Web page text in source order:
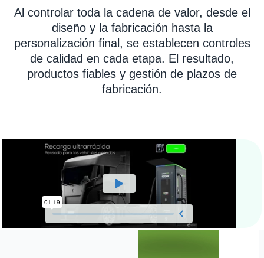
Al controlar toda la cadena de valor, desde el
diseño y la fabricación hasta la
personalización final, se establecen controles
de calidad en cada etapa. El resultado,
productos fiables y gestión de plazos de
fabricación.